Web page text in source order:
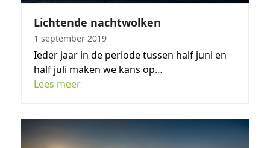
Lichtende nachtwolken
1 september 2019
Ieder jaar in de periode tussen half juni en
half juli maken we kans op…
Lees meer